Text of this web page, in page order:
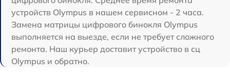
устройств Olympus в нашем сервисном - 2 часа.
Замена матрицы цифрового бинокля Olympus
выполняется на выезде, если не требует сложного
ремонта. Наш курьер доставит устройство в сц
Olympus и обратно.